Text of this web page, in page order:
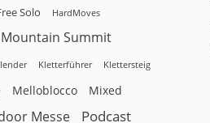
Solo HardMoves
Summit
Kletterführer Klettersteig
Melloblocco Mixed
Messe Podcast